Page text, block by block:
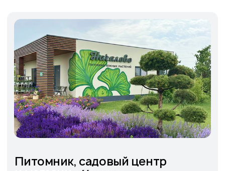
Cадовый центрна Солянке
+7-927-070-25-05